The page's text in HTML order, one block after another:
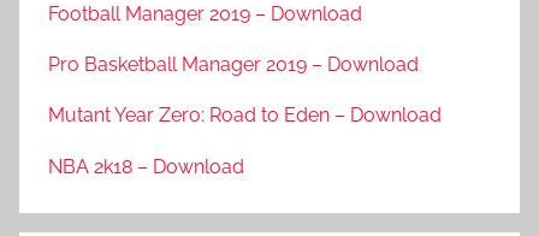
Football Manager 2019 – Download
Pro Basketball Manager 2019 – Download
Mutant Year Zero: Road to Eden – Download
NBA 2k18 – Download